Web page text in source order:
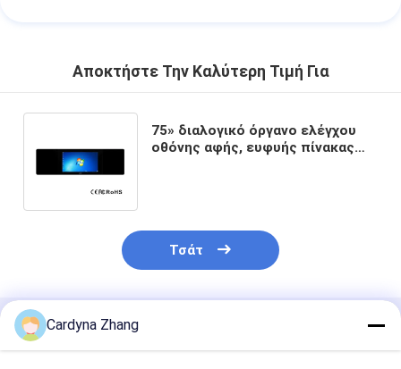
Αποκτήστε Την Καλύτερη Τιμή Για
75» διαλογικό όργανο ελέγχου
οθόνης αφής, ευφυής πίνακας
Τσάτ
Συνιστώμενα Προϊόντα
Cardyna Zhang